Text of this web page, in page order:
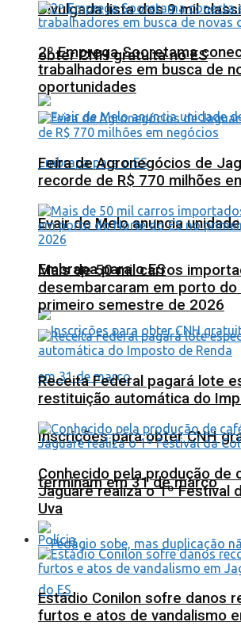
Divulgada lista dos 9 mil
obter CNH gratuita no ES
Evair de Melo anuncia
Embrapa para o ES
Inscrições para obter CNH
terminam em 31 de março
2º Emprega Sooretama
trabalhadores em busca de
oportunidades
Feira de Agronegócios de
recorde de R$ 770 milhões
Mais de 50 mil carros
desembarcaram em porto do
primeiro semestre de 2026
Receita Federal pagará lote
restituição automática do
Conhecido pela produção de
Jaguaré realiza o 1º Festival
Uva
Polícia
Estádio Conilon sofre danos
furtos e atos de vandalismo